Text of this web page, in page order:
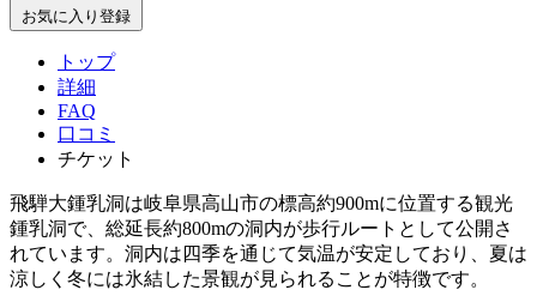
お気に入り登録
トップ
詳細
FAQ
口コミ
チケット
飛騨大鍾乳洞は岐阜県高山市の標高約900mに位置する観光
鍾乳洞で、総延長約800mの洞内が歩行ルートとして公開さ
れています。洞内は四季を通じて気温が安定しており、夏は
涼しく冬には氷結した景観が見られることが特徴です。